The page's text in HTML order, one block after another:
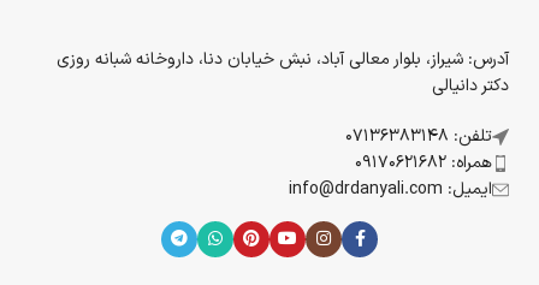
آدرس: شیراز، بلوار معالی آباد، نبش خیابان دنا، داروخانه شبانه روزی
دکتر دانیالی
تلفن: 07136383148
همراه: 09170621682
ایمیل: info@drdanyali.com